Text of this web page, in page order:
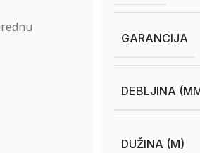
GARANCIJA
DEBLJINA
DUŽINA (M)